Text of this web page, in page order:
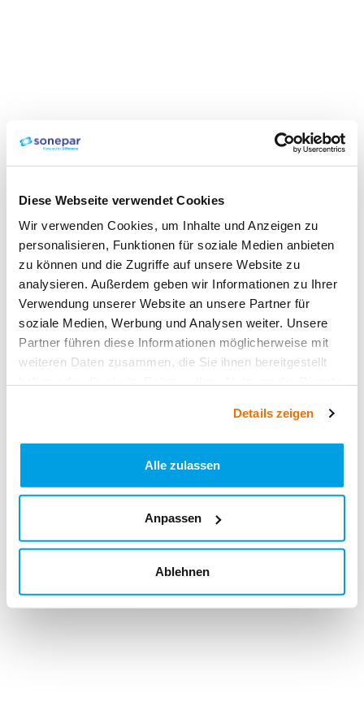
Diese Webseite verwendet Cookies
Wir verwenden Cookies, um Inhalte und Anzeigen zu
personalisieren, Funktionen für soziale Medien anbieten
zu können und die Zugriffe auf unsere Website zu
analysieren. Außerdem geben wir Informationen zu Ihrer
Verwendung unserer Website an unsere Partner für
soziale Medien, Werbung und Analysen weiter. Unsere
Partner führen diese Informationen möglicherweise mit
weiteren Daten zusammen, die Sie ihnen bereitgestellt
Details zeigen
Alle zulassen
Anpassen
Ablehnen